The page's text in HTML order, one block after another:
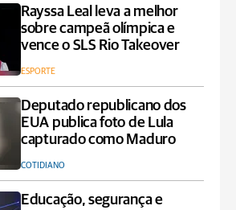
Rayssa Leal leva a melhor
sobre campeã olímpica e
vence o SLS Rio Takeover
ESPORTE
Deputado republicano dos
EUA publica foto de Lula
capturado como Maduro
COTIDIANO
Educação, segurança e